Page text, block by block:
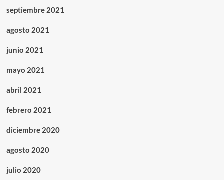
septiembre 2021
agosto 2021
junio 2021
mayo 2021
abril 2021
febrero 2021
diciembre 2020
agosto 2020
julio 2020